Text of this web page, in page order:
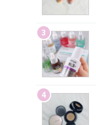
3
4